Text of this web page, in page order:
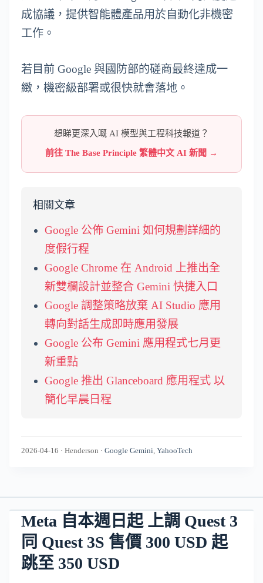
成協議，提供智能體產品用於自動化非機密
工作。
若目前 Google 與國防部的磋商最終達成一
緻，機密級部署或很快就會落地。
想睇更深入嘅 AI 模型與工程科技報道？
前往 The Base Principle 繁體中文 AI 新聞 →
相關文章
Google 公佈 Gemini 如何規劃詳細的
度假行程
Google Chrome 在 Android 上推出全
新雙欄設計並整合 Gemini 快捷入口
Google 調整策略放棄 AI Studio 應用
轉向對話生成即時應用發展
Google 公布 Gemini 應用程式七月更
新重點
Google 推出 Glanceboard 應用程式 以
簡化早晨日程
2026-04-16 · Henderson · Google Gemini YahooTech
Meta 自本週日起 上調 Quest 3
同 Quest 3S 售價 300 USD 起
跳至 350 USD